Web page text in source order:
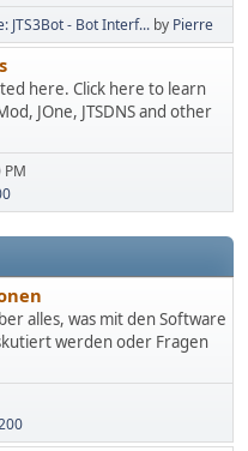
JTS3Bot - Bot Interf... by Pierre
here. Click here to learn
JOne, JTSDNS and other
alles, was mit den Software
werden oder Fragen